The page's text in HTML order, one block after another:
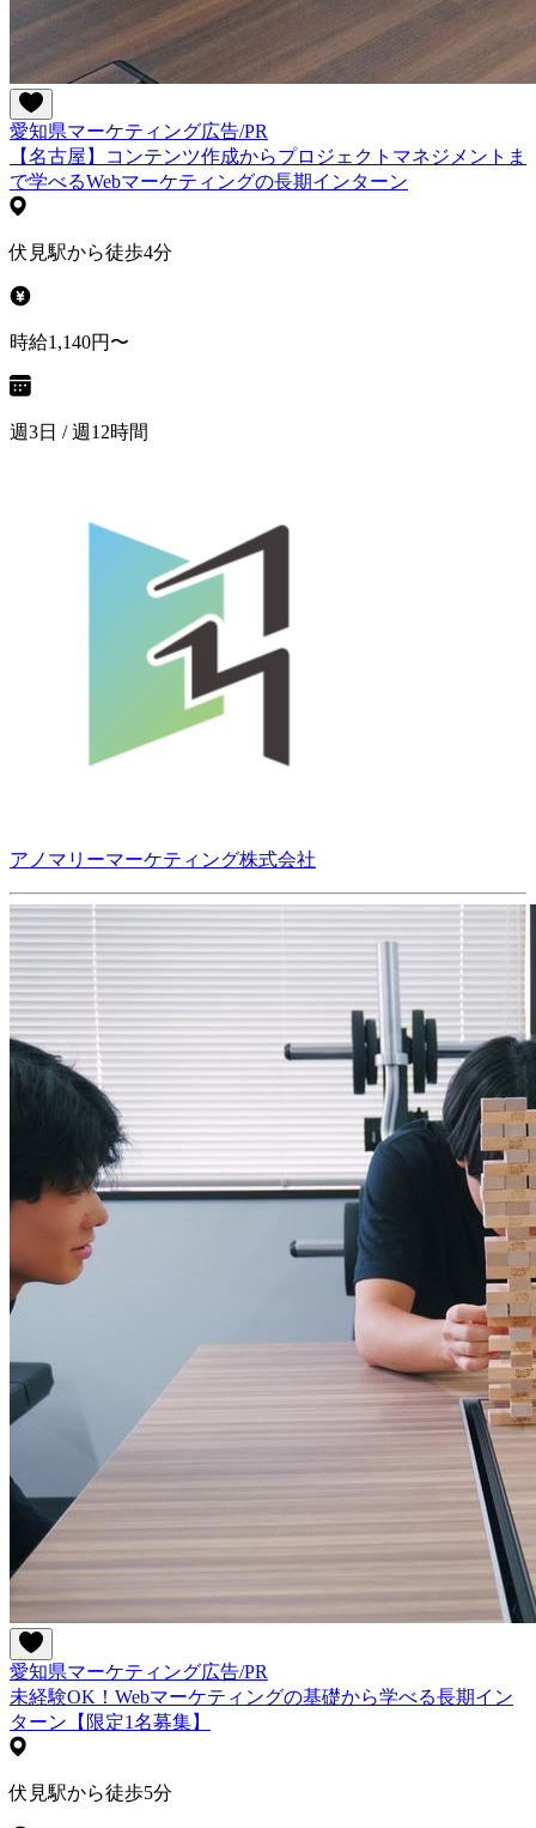
愛知県マーケティング広告/PR
【名古屋】コンテンツ作成からプロジェクトマネジメントま
で学べるWebマーケティングの長期インターン
伏見駅から徒歩4分
時給1,140円〜
週3日 / 週12時間
アノマリーマーケティング株式会社
愛知県マーケティング広告/PR
未経験OK！Webマーケティングの基礎から学べる長期イン
ターン【限定1名募集】
伏見駅から徒歩5分